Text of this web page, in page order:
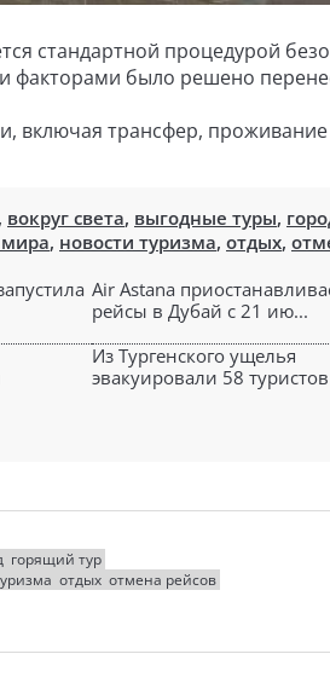
стандартной процедурой
факторами было решено
включая трансфер,
, вокруг света, выгодные туры,
, новости туризма, отдых,
Air Astana
рейсы в Дубай с 21 ию...
Из Тургенского ущелья
эвакуировали 58
горящий тур
отдых отмена рейсов